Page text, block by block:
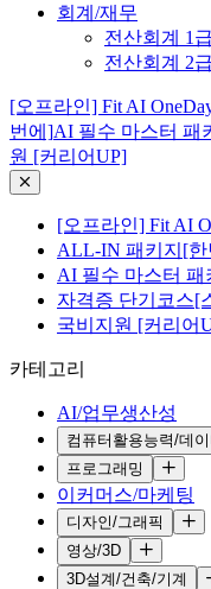
회계/재무
전산회계 1급
전산회계 2급
[오프라인] Fit AI
번에]AI 필수 마스터 패
원 [커리어UP]
[오프라인] Fit AI
ALL-IN 패키지[
AI 필수 마스터 패
자격증 단기코스[
국비지원 [커리어
카테고리
AI/업무생산성
컴퓨터활용능력/데
프로그래밍
이커머스/마케팅
디자인/그래픽
영상/3D
3D설계/건축/기계